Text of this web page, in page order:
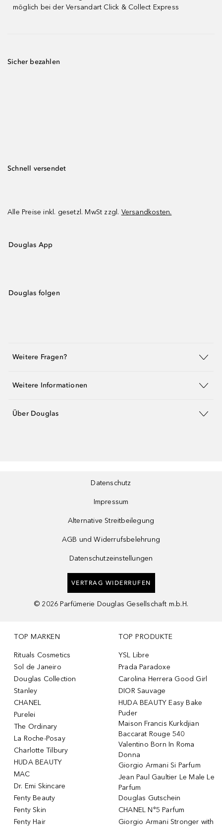
möglich bei der Versandart Click & Collect Express
Sicher bezahlen
Schnell versendet
Alle Preise inkl. gesetzl. MwSt zzgl. Versandkosten.
Douglas App
Douglas folgen
Weitere Fragen?
Weitere Informationen
Über Douglas
Datenschutz
Impressum
Alternative Streitbeilegung
AGB und Widerrufsbelehrung
Datenschutzeinstellungen
VERTRAG WIDERRUFEN
© 2026 Parfümerie Douglas Gesellschaft m.b.H.
TOP MARKEN
Rituals Cosmetics
Sol de Janeiro
Douglas Collection
Stanley
CHANEL
Purelei
The Ordinary
La Roche-Posay
Charlotte Tilbury
HUDA BEAUTY
MAC
Dr. Emi Skincare
Fenty Beauty
Fenty Skin
Fenty Hair
TOP PRODUKTE
YSL Libre
Prada Paradoxe
Carolina Herrera Good Girl
DIOR Sauvage
HUDA BEAUTY Easy Bake
Puder
Maison Francis Kurkdjian
Baccarat Rouge 540
Valentino Born In Roma
Donna
Giorgio Armani Si Parfum
Jean Paul Gaultier Le Male Le
Parfum
Douglas Gutschein
CHANEL N°5 Parfum
Giorgio Armani Stronger with